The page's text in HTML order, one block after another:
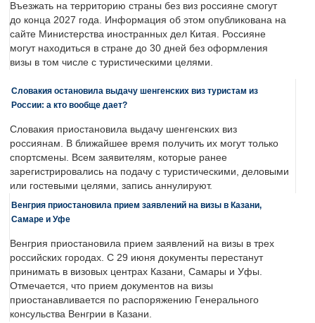
Въезжать на территорию страны без виз россияне смогут
до конца 2027 года. Информация об этом опубликована на
сайте Министерства иностранных дел Китая. Россияне
могут находиться в стране до 30 дней без оформления
визы в том числе с туристическими целями.
Словакия остановила выдачу шенгенских виз туристам из
России: а кто вообще дает?
Словакия приостановила выдачу шенгенских виз
россиянам. В ближайшее время получить их могут только
спортсмены. Всем заявителям, которые ранее
зарегистрировались на подачу с туристическими, деловыми
или гостевыми целями, запись аннулируют.
Венгрия приостановила прием заявлений на визы в Казани,
Самаре и Уфе
Венгрия приостановила прием заявлений на визы в трех
российских городах. С 29 июня документы перестанут
принимать в визовых центрах Казани, Самары и Уфы.
Отмечается, что прием документов на визы
приостанавливается по распоряжению Генерального
консульства Венгрии в Казани.